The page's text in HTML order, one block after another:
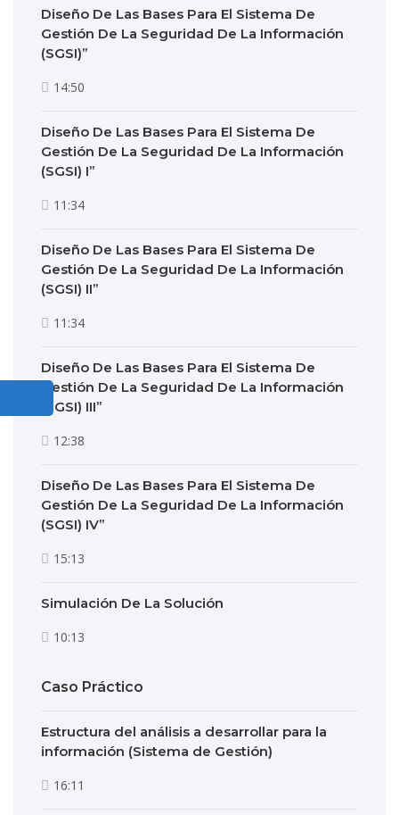
Diseño De Las Bases Para El Sistema De
Gestión De La Seguridad De La Información
(SGSI)”
14:50
Diseño De Las Bases Para El Sistema De
Gestión De La Seguridad De La Información
(SGSI) I”
11:34
Diseño De Las Bases Para El Sistema De
Gestión De La Seguridad De La Información
(SGSI) II”
11:34
Diseño De Las Bases Para El Sistema De
Gestión De La Seguridad De La Información
(SGSI) III”
12:38
Diseño De Las Bases Para El Sistema De
Gestión De La Seguridad De La Información
(SGSI) IV”
15:13
Simulación De La Solución
10:13
Caso Práctico
Estructura del análisis a desarrollar para la
información (Sistema de Gestión)
16:11